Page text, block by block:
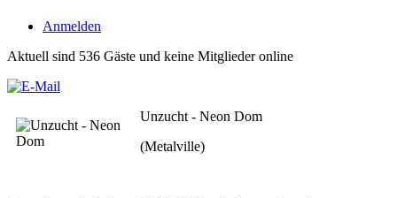
Anmelden
Aktuell sind 536 Gäste und keine Mitglieder online
Unzucht - Neon Dom
(Metalville)